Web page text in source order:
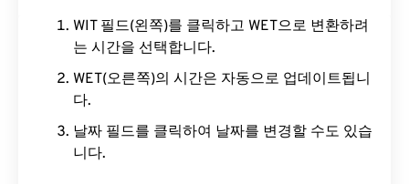
WIT 필드(왼쪽)를 클릭하고 WET으로 변환하려
는 시간을 선택합니다.
WET(오른쪽)의 시간은 자동으로 업데이트됩니
다.
날짜 필드를 클릭하여 날짜를 변경할 수도 있습
니다.